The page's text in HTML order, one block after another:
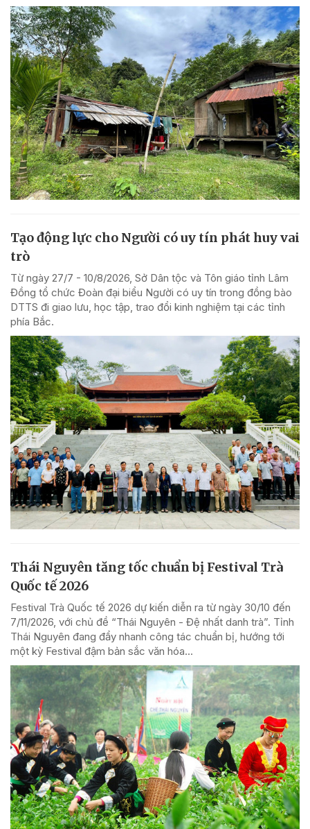
Tạo động lực cho Người có uy tín phát huy vai
trò
Từ ngày 27/7 - 10/8/2026, Sở Dân tộc và Tôn giáo tỉnh Lâm
Đồng tổ chức Đoàn đại biểu Người có uy tín trong đồng bào
DTTS đi giao lưu, học tập, trao đổi kinh nghiệm tại các tỉnh
phía Bắc.
Thái Nguyên tăng tốc chuẩn bị Festival Trà
Quốc tế 2026
Festival Trà Quốc tế 2026 dự kiến diễn ra từ ngày 30/10 đến
7/11/2026, với chủ đề “Thái Nguyên - Đệ nhất danh trà”. Tỉnh
Thái Nguyên đang đẩy nhanh công tác chuẩn bị, hướng tới
một kỳ Festival đậm bản sắc văn hóa...